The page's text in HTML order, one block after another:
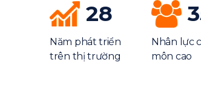
28
Năm phát triển
trên thị trường
Nhân lực
môn cao